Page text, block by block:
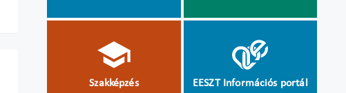
Szakképzés EESZT Információs portál